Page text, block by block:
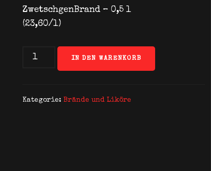
ZwetschgenBrand – 0,5 l
(23,60/l)
ZwetschgenBrand
l
IN DEN WARENKORB
Kategorie: Brände und Liköre